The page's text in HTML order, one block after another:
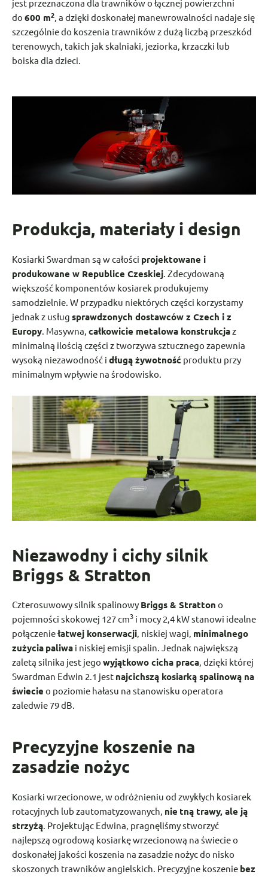
jest przeznaczona dla trawników o łącznej powierzchni
do 600 m2, a dzięki doskonałej manewrowalności nadaje się
szczególnie do koszenia trawników z dużą liczbą przeszkód
terenowych, takich jak skalniaki, jeziorka, krzaczki lub
boiska dla dzieci.
Produkcja, materiały i design
Kosiarki Swardman są w całości projektowane i
produkowane w Republice Czeskiej . Zdecydowaną
większość komponentów kosiarek produkujemy
samodzielnie. W przypadku niektórych części korzystamy
jednak z usług sprawdzonych dostawców z Czech i z
Europy . Masywna, całkowicie metalowa konstrukcjaz
minimalną ilością części z tworzywa sztucznego zapewnia
wysoką niezawodność i długą żywotność produktu przy
minimalnym wpływie na środowisko.
Niezawodny i cichy silnik
Briggs & Stratton
Czterosuwowy silnik spalinowy Briggs & Stratton o
pojemności skokowej 127 cm3 i mocy 2,4 kW stanowi idealne
połączeniełatwej konserwacji, niskiej wagi, minimalnego
zużycia paliwa i niskiej emisji spalin. Jednak największą
zaletą silnika jest jego wyjątkowo cicha praca, dzięki której
Swardman Edwin 2.1 jest najcichszą kosiarką spalinową na
świecie o poziomie hałasu na stanowisku operatora
zaledwie 79 dB.
Precyzyjne koszenie na
zasadzie nożyc
Kosiarki wrzecionowe, w odróżnieniu od zwykłych kosiarek
rotacyjnych lub zautomatyzowanych, nie tną trawy, ale ją
strzyżą . Projektując Edwina, pragnęliśmy stworzyć
najlepszą ogrodową kosiarkę wrzecionową na świecie o
doskonałej jakości koszenia na zasadzie nożyc do nisko
skoszonych trawników angielskich. Precyzyjne koszenie bez